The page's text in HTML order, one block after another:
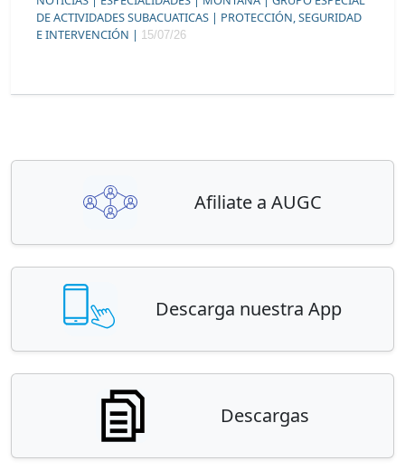
DE ACTIVIDADES SUBACUATICAS | PROTECCIÓN, SEGURIDAD
E INTERVENCIÓN | 15/07/26
Afiliate a AUGC
Descarga nuestra App
Descargas